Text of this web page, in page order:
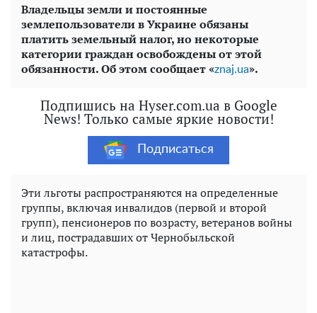
Владельцы земли и постоянные
землепользователи в Украине обязаны
платить земельный налог, но некоторые
категории граждан освобождены от этой
обязанности. Об этом сообщает «znaj.ua».
Подпишись на Hyser.com.ua в Google
News! Только самые яркие новости!
Подписаться
Эти льготы распространяются на определенные
группы, включая инвалидов (первой и второй
групп), пенсионеров по возрасту, ветеранов войны
и лиц, пострадавших от Чернобыльской
катастрофы.